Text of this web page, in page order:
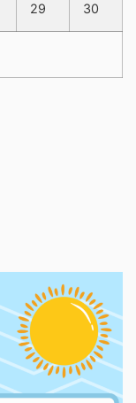
29 30